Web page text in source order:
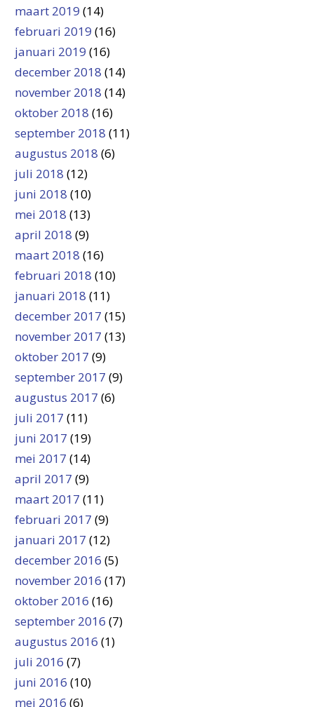
maart 2019 (14)
februari 2019 (16)
januari 2019 (16)
december 2018 (14)
november 2018 (14)
oktober 2018 (16)
september 2018 (11)
augustus 2018 (6)
juli 2018 (12)
juni 2018 (10)
mei 2018 (13)
april 2018 (9)
maart 2018 (16)
februari 2018 (10)
januari 2018 (11)
december 2017 (15)
november 2017 (13)
oktober 2017 (9)
september 2017 (9)
augustus 2017 (6)
juli 2017 (11)
juni 2017 (19)
mei 2017 (14)
april 2017 (9)
maart 2017 (11)
februari 2017 (9)
januari 2017 (12)
december 2016 (5)
november 2016 (17)
oktober 2016 (16)
september 2016 (7)
augustus 2016 (1)
juli 2016 (7)
juni 2016 (10)
mei 2016 (6)